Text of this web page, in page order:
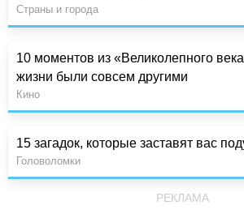
Страны и города
10 моментов из «Великолепного
жизни были совсем другими
Кино
15 загадок, которые заставят вас
Головоломки
РЕКЛАМА